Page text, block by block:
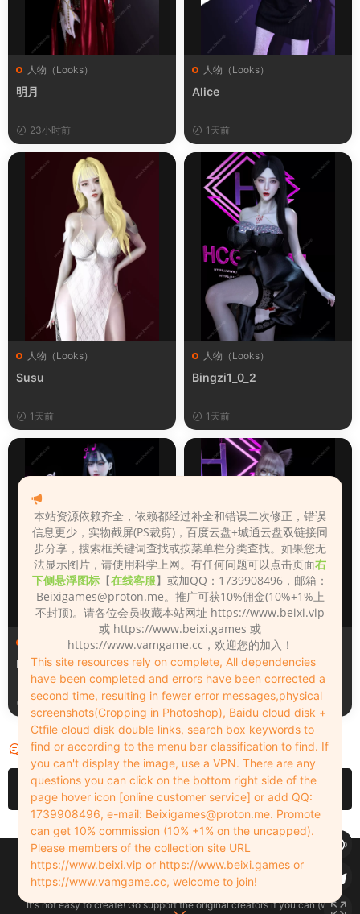
人物（Looks）
明月
23小时前
人物（Looks）
Alice
1天前
人物（Looks）
Susu
1天前
人物（Looks）
Bingzi1_0_2
1天前
人物（Looks）
Monica_2_2_2
1天前
人物（Looks）
Lizhen2025
2天前
评论 0
请先登录
Copyleft © 2022-2026 beixi.vip - All Rights Freedom！
创作不易！有能力的同学可以去支持一下原创作者（我们绝对支持），当然
了，您加入这里我们也绝对欢迎！
It's not easy to create! Go support the original creators if you can (we
本站资源依赖齐全，依赖都经过补全和错误二次修正，错误
信息更少，实物截屏(PS裁剪)，百度云盘+城通云盘双链接同
步分享，搜索框关键词查找或按菜单栏分类查找。如果您无
法显示图片，请使用科学上网。有任何问题可以点击页面右
下侧悬浮图标 【在线客服】或加QQ：1739908496，邮箱：
Beixigames@proton.me。推广可获10%佣金(10%+1%上
不封顶)。请各位会员收藏本站网址 https://www.beixi.vip
或 https://www.beixi.games 或
https://www.vamgame.cc，欢迎您的加入！
This site resources rely on complete, All dependencies
have been completed and errors have been corrected a
second time, resulting in fewer error messages,physical
screenshots(Cropping in Photoshop), Baidu cloud disk +
Ctfile cloud disk double links, search box keywords to
find or according to the menu bar classification to find. If
you can't display the image, use a VPN. There are any
questions you can click on the bottom right side of the
page hover icon [online customer service] or add QQ:
1739908496, e-mail: Beixigames@proton.me. Promote
can get 10% commission (10% +1% on the uncapped).
Please members of the collection site URL
https://www.beixi.vip or https://www.beixi.games or
https://www.vamgame.cc, welcome to join!